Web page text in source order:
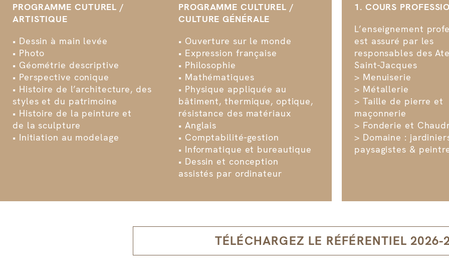
PROGRAMME CUTUREL /
ARTISTIQUE
• Dessin à main levée
• Photo
• Géométrie descriptive
• Perspective conique
• Histoire de l’architecture, des
styles et du patrimoine
• Histoire de la peinture et
de la sculpture
• Initiation au modelage
PROGRAMME CULTUREL /
CULTURE GÉNÉRALE
• Ouverture sur le monde
• Expression française
• Philosophie
• Mathématiques
• Physique appliquée au
bâtiment, thermique, optique,
résistance des matériaux
• Anglais
• Comptabilité-gestion
• Informatique et bureautique
• Dessin et conception
assistés par ordinateur
1. COURS
L’enseignement
est assuré par les
responsables des
Saint-Jacques
> Menuiserie
> Métallerie
> Taille de pierre et
maçonnerie
> Fonderie et
> Domaine :
paysagistes &
TÉLÉCHARGEZ LE RÉFÉRENTIEL 2026-